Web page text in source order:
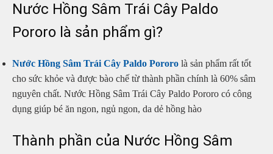
Nước Hồng Sâm Trái Cây Paldo
Pororo là sản phẩm gì?
Nước Hồng Sâm Trái Cây Paldo Pororo là sản phẩm rất tốt
cho sức khỏe và được bào chế từ thành phần chính là 60% sâm
nguyên chất. Nước Hồng Sâm Trái Cây Paldo Pororo có công
dụng giúp bé ăn ngon, ngủ ngon, da dẻ hồng hào
Thành phần của Nước Hồng Sâm